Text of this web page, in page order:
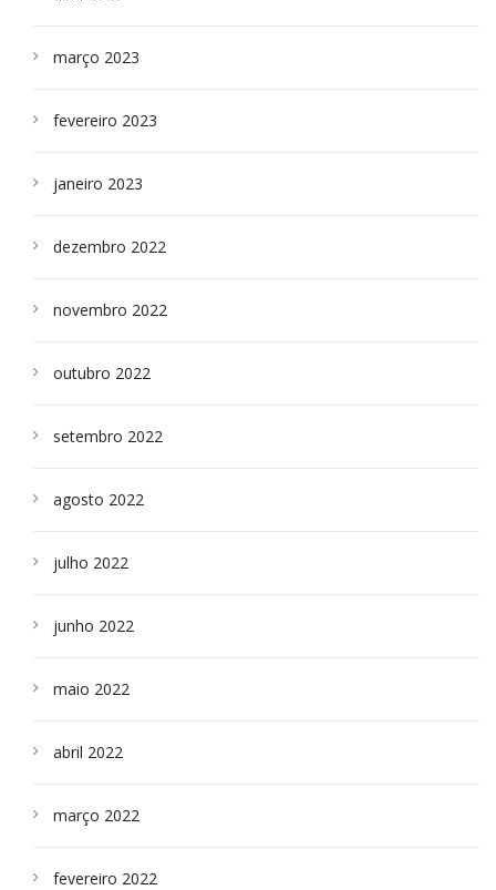
março 2023
fevereiro 2023
janeiro 2023
dezembro 2022
novembro 2022
outubro 2022
setembro 2022
agosto 2022
julho 2022
junho 2022
maio 2022
abril 2022
março 2022
fevereiro 2022